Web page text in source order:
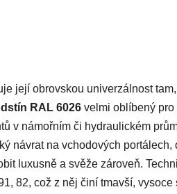
l
á
d
a
c
í
p
její obrovskou univerzálnost
RAL 6026 velmi oblíbený pro
v námořním či hydraulickém
návrat na vchodových
luxusně a svěže zároveň.
82, což z něj činí tmavší,